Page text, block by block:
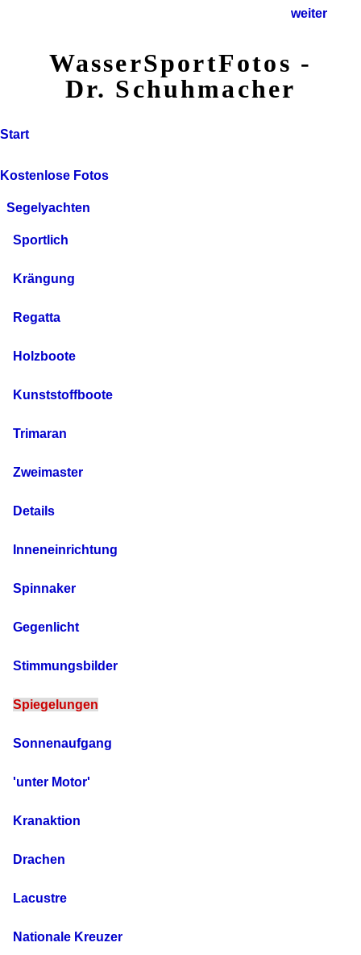
weiter
WasserSportFotos -
Dr. Schuhmacher
Start
Kostenlose Fotos
Segelyachten
Sportlich
Krängung
Regatta
Holzboote
Kunststoffboote
Trimaran
Zweimaster
Details
Inneneinrichtung
Spinnaker
Gegenlicht
Stimmungsbilder
Spiegelungen
Sonnenaufgang
'unter Motor'
Kranaktion
Drachen
Lacustre
Nationale Kreuzer